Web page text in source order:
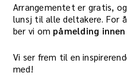
Arrangementet er gratis,
lunsj til alle deltakere. For
ber vi om påmelding
Vi ser frem til en
med!